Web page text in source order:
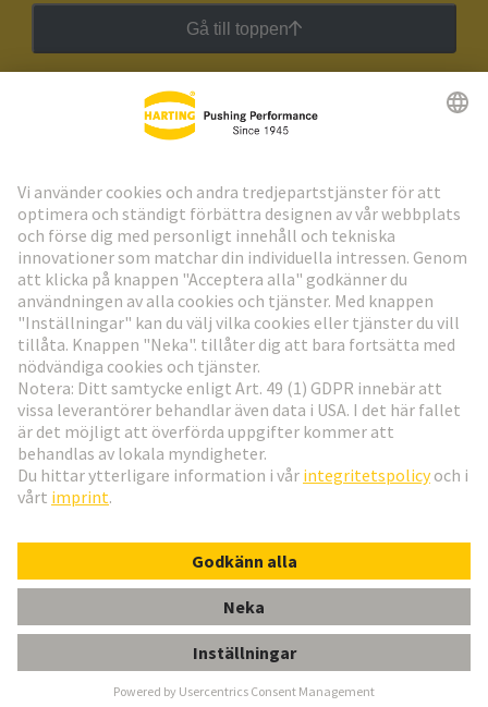
DIN-Power E048MS-3,0C1-2-V2
Gå till toppen
HARTING:s nyhetsbrev
Gå till registrering
Social Media
Sverige
© Teknologi-koncernen HARTING
ImprintIntegritetspolicy
Kundinformation